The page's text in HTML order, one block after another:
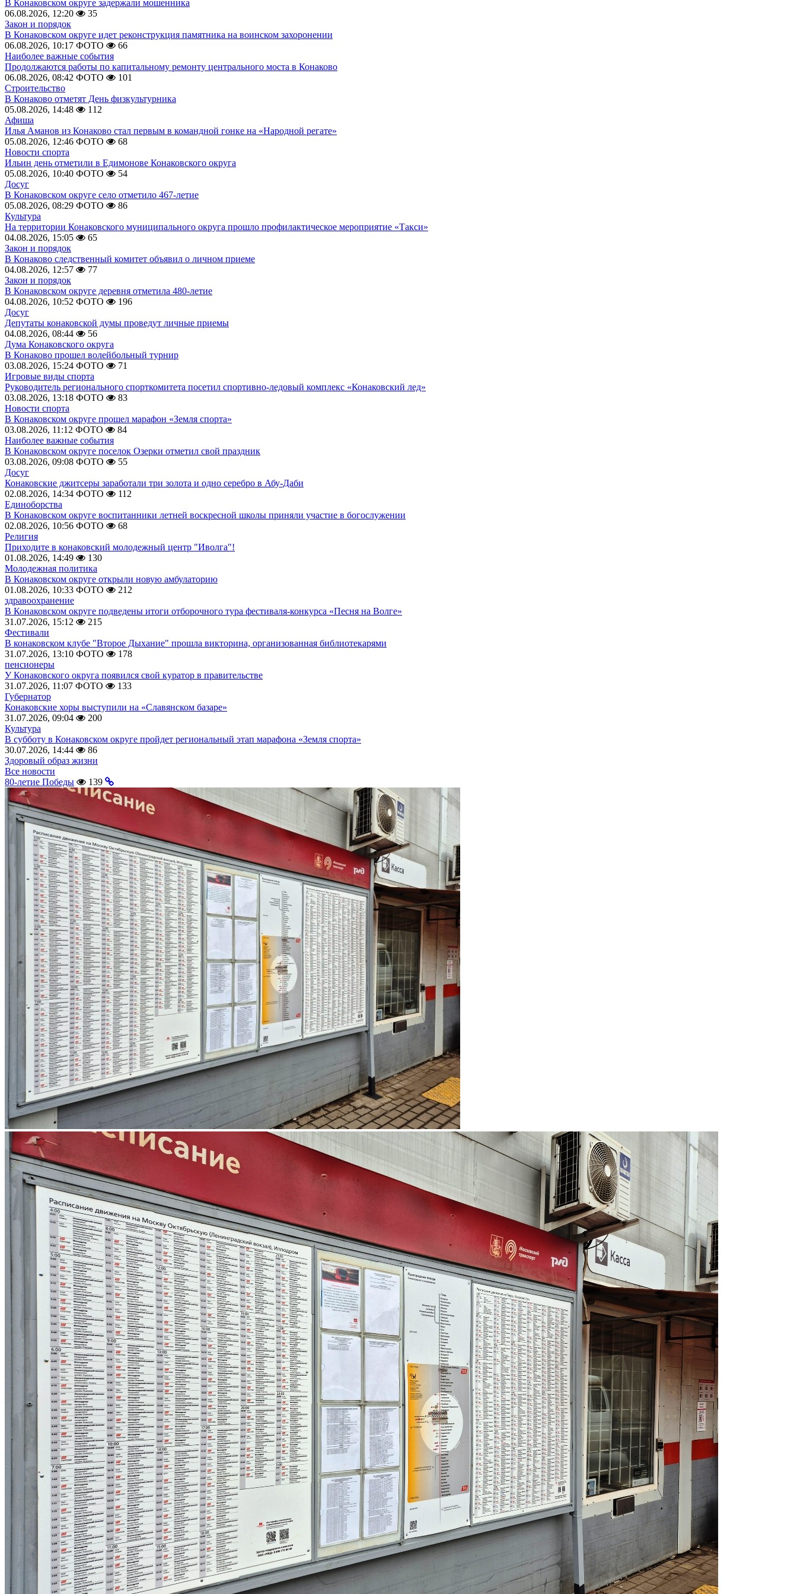
В Конаковском округе задержали мошенника
06.08.2026, 12:20
35
Закон и порядок
В Конаковском округе идет реконструкция памятника на воинском захоронении
06.08.2026, 10:17 ФОТО
66
Наиболее важные события
Продолжаются работы по капитальному ремонту центрального моста в Конаково
06.08.2026, 08:42 ФОТО
101
Строительство
В Конаково отметят День физкультурника
05.08.2026, 14:48
112
Афиша
Илья Аманов из Конаково стал первым в командной гонке на «Народной регате»
05.08.2026, 12:46 ФОТО
68
Новости спорта
Ильин день отметили в Едимонове Конаковского округа
05.08.2026, 10:40 ФОТО
54
Досуг
В Конаковском округе село отметило 467-летие
05.08.2026, 08:29 ФОТО
86
Культура
На территории Конаковского муниципального округа прошло профилактическое мероприятие «Такси»
04.08.2026, 15:05
65
Закон и порядок
В Конаково следственный комитет объявил о личном приеме
04.08.2026, 12:57
77
Закон и порядок
В Конаковском округе деревня отметила 480-летие
04.08.2026, 10:52 ФОТО
196
Досуг
Депутаты конаковской думы проведут личные приемы
04.08.2026, 08:44
56
Дума Конаковского округа
В Конаково прошел волейбольный турнир
03.08.2026, 15:24 ФОТО
71
Игровые виды спорта
Руководитель регионального спорткомитета посетил спортивно-ледовый комплекс «Конаковский лед»
03.08.2026, 13:18 ФОТО
83
Новости спорта
В Конаковском округе прошел марафон «Земля спорта»
03.08.2026, 11:12 ФОТО
84
Наиболее важные события
В Конаковском округе поселок Озерки отметил свой праздник
03.08.2026, 09:08 ФОТО
55
Досуг
Конаковские джитсеры заработали три золота и одно серебро в Абу-Даби
02.08.2026, 14:34 ФОТО
112
Единоборства
В Конаковском округе воспитанники летней воскресной школы приняли участие в богослужении
02.08.2026, 10:56 ФОТО
68
Религия
Приходите в конаковский молодежный центр "Иволга"!
01.08.2026, 14:49
130
Молодежная политика
В Конаковском округе открыли новую амбулаторию
01.08.2026, 10:33 ФОТО
212
здравоохранение
В Конаковском округе подведены итоги отборочного тура фестиваля-конкурса «Песня на Волге»
31.07.2026, 15:12
215
Фестивали
В конаковском клубе "Второе Дыхание" прошла викторина, организованная библиотекарями
31.07.2026, 13:10 ФОТО
178
пенсионеры
У Конаковского округа появился свой куратор в правительстве
31.07.2026, 11:07 ФОТО
133
Губернатор
Конаковские хоры выступили на «Славянском базаре»
31.07.2026, 09:04
200
Культура
В субботу в Конаковском округе пройдет региональный этап марафона «Земля спорта»
30.07.2026, 14:44
86
Здоровый образ жизни
Все новости
80-летие Победы
139